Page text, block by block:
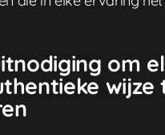
om
wijze